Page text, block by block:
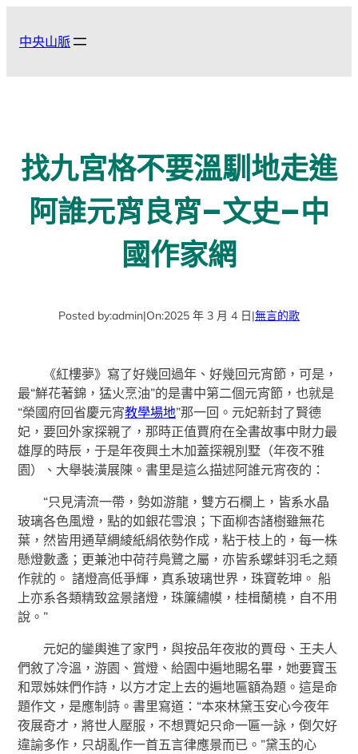
中央山脈
找九宮格不要溫馴地走進
阿誰元宵良宵–文史–中
國作家網
Posted by:admin|On:2025 年 3 月 4 日|無言的歌
《紅樓夢》寫了好幾回過年、好幾回元宵節，可是，
最“鮮花著錦，猛火烹油”的是書中第二個元宵節，也就是
“榮國府回省慶元宵教學場地”那一回。元妃新封了賢德
妃，要回外家探親了，那時正值賈府在全書故事中財力最
雄厚的時辰，于是年夜興土木加蓋探親別墅（年夜不雅
園）、大舉裝潢展陳。書里是這么描述阿誰元宵夜的：
“只見清流一帶，勢如游龍，雙方石欄上，皆系水晶
玻璃各色風燈，點的如銀花雪浪；下面柳杏諸樹雖無花
葉，然皆用通草綢綾紙絹依勢作成，粘于枝上的，每一株
懸燈數盞；更兼池中荷荇鳧鷺之屬，亦皆系螺蚌羽毛之類
作就的。 諸燈高低爭輝，真系玻璃世界，珠寶乾坤。 船
上亦系各類精致盆景諸燈，珠簾繡幙，桂楫蘭橈，自不用
說。”
元妃的鑾輿進了家門，與按品年夜妝的賈母、王夫人
們敘了冷溫，游園、賞燈、給園中遍地賜名畢，她要寶玉
和眾姊妹們作詩，以方才定上去的遍地匾額為題。這是命
題作文，是應制詩。書里寫道：“本來林黛玉安心今夜年
夜展奇才，將世人壓服，不想賈妃只命一匾一詠，倒欠好
違諭多作，只胡亂作一首五言律應景而已。”黛玉的心